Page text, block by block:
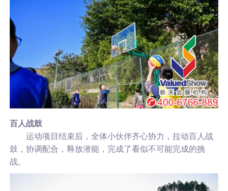
百人战鼓
运动项目结束后，全体小伙伴齐心协力，拉动百人战
鼓，协调配合，释放潜能，完成了看似不可能完成的挑
战。